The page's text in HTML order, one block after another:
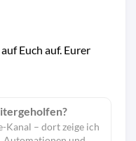
Euch auf. Eurer
Kanal – dort zeige ich